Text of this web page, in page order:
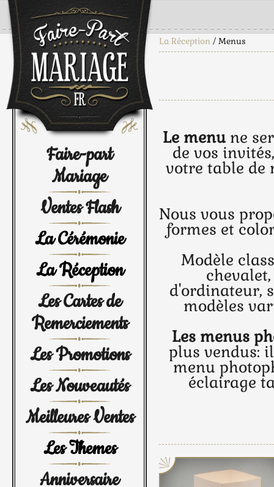
Faire-part
Mariage
Ventes Flash
La Cérémonie
La Réception
Les Cartes de
Remerciements
Les Promotions
Les Nouveautés
Meilleures Ventes
Les Themes
Anniversaire
La Réception / Menus
Le menune
de vos
votre table de
Nous vous
formes et
Modèle
d'ordinateur,
modèles
Les menus
plus vendus:
menu
éclairage